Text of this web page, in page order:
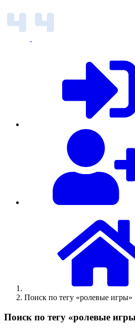
Поиск по тегу «ролевые игры»
Поиск по тегу «ролевые